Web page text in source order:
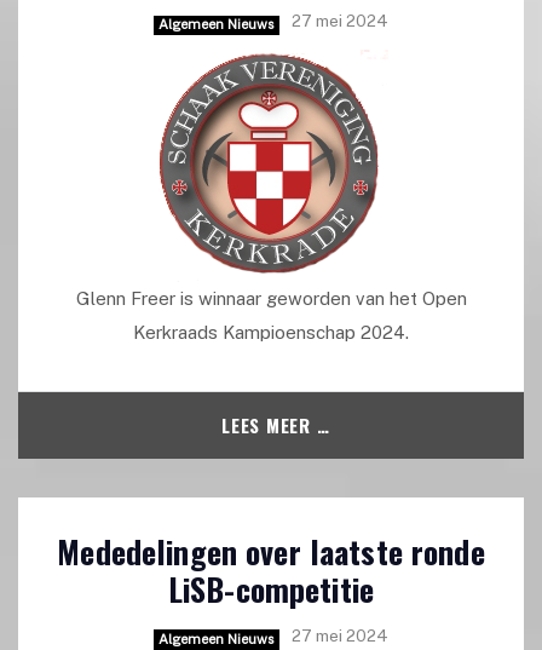
Algemeen Nieuws 27 mei 2024
Glenn Freer is winnaar geworden van het Open
Kerkraads Kampioenschap 2024.
LEES MEER …
Mededelingen over laatste ronde
LiSB-competitie
Algemeen Nieuws 27 mei 2024